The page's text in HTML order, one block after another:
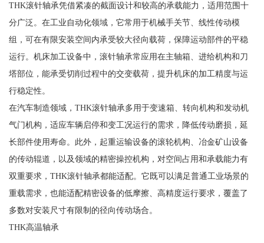
THK滚针轴承凭借紧凑的截面设计和较高的承载能力，适用范围十
分广泛。在工业自动化领域，它常用于机械手关节、线性传动模
组，可在有限安装空间内承受较大径向载荷，保障运动部件的平稳
运行。机床加工设备中，滚针轴承常应用在主轴箱、进给机构和刀
塔部位，能承受切削过程中的交变载荷，提升机床的加工精度与运
行稳定性。
在汽车制造领域，THK滚针轴承多用于变速箱、转向机构和发动机
气门机构，适应车辆启停和变工况运行的需求，降低传动磨损，延
长部件使用寿命。此外，起重运输设备的滚轮机构、冶金矿山设备
的传动辊道，以及领域的精密操控机构，对空间占用和承载能力有
双重要求，THK滚针轴承都能适配。它既可以满足普通工业场景的
重载需求，也能适配精密设备的低摩擦、高精度运行要求，覆盖了
多数对安装尺寸有限制的径向传动场合。
THK高温轴承